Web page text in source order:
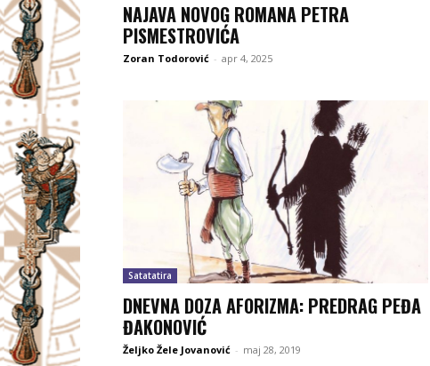
NAJAVA NOVOG ROMANA PETRA
PISMESTROVIĆA
Zoran Todorović - apr 4, 2025
Satatatira
DNEVNA DOZA AFORIZMA: PREDRAG PEĐA
ĐAKONOVIĆ
Željko Žele Jovanović - maj 28, 2019